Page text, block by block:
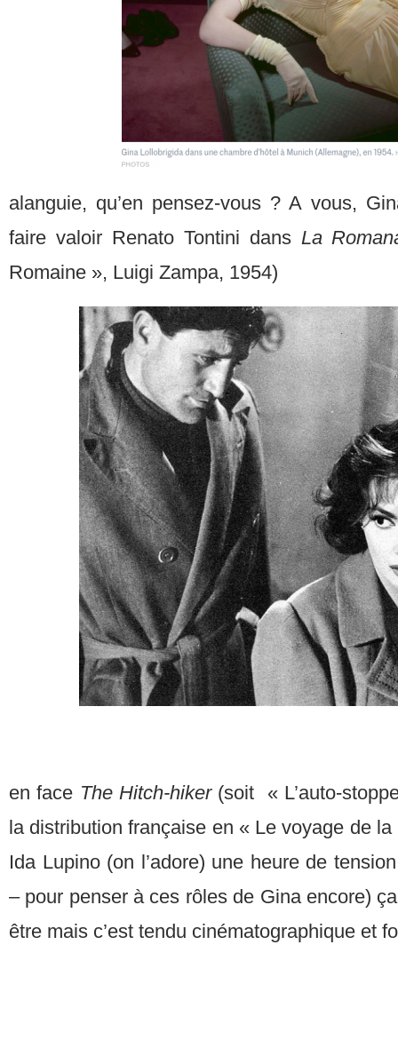
alanguie, qu’en pensez-vous ? A vous,
faire valoir Renato Tontini dans La
Romaine », Luigi Zampa, 1954)
en face The Hitch-hiker(soit « L’auto-
la distribution française en « Le voyage de
Ida Lupino (on l’adore) une heure de
– pour penser à ces rôles de Gina encore)
être mais c’est tendu cinématographique et